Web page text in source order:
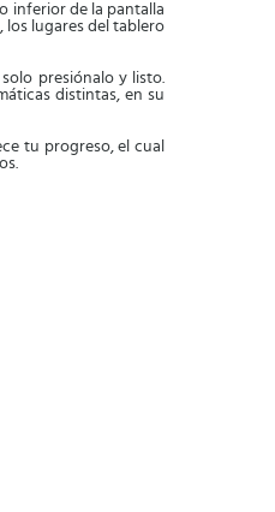
inferior de la pantalla
los lugares del tablero
presiónalo y listo.
distintas, en su
tu progreso, el cual
debes rellenar con